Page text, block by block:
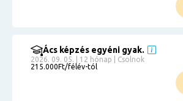
Ács képzés egyéni gyak.
2026. 09. 05. | 12 hónap | Csolnok
215.000Ft/félév-tól